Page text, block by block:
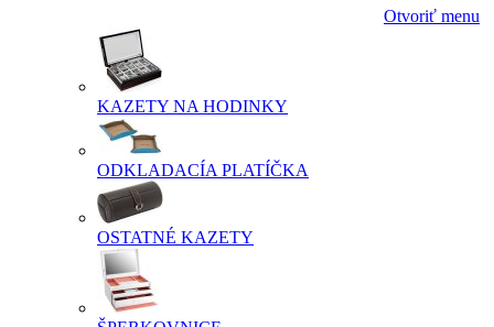
Otvoriť menu
KAZETY NA HODINKY
ODKLADACÍA PLATÍČKA
OSTATNÉ KAZETY